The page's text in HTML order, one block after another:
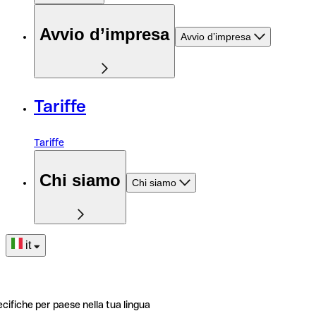
Avvio d’impresa Avvio d’impresa
Tariffe
Tariffe
Chi siamo Chi siamo
it
per paese nella tua lingua